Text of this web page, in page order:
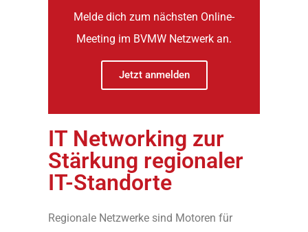
Melde dich zum nächsten Online-
Meeting im BVMW Netzwerk an.
Jetzt anmelden
IT Networking zur
Stärkung regionaler
IT-Standorte
Regionale Netzwerke sind Motoren für